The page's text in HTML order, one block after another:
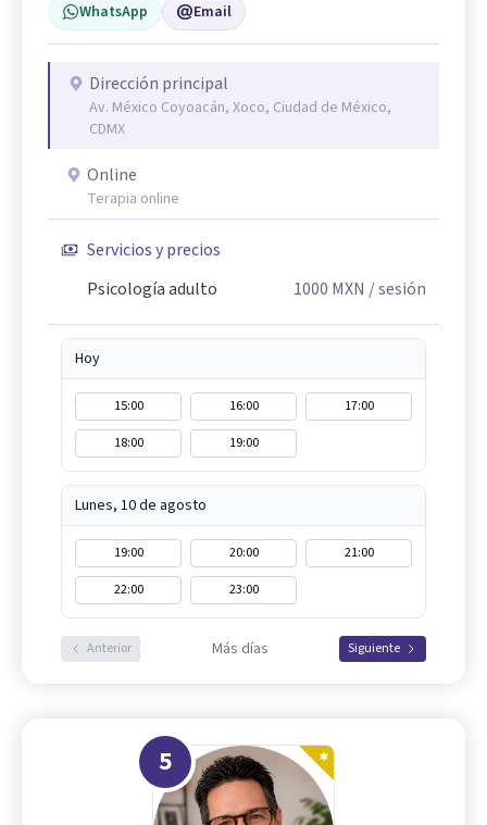
WhatsApp Email
Dirección principal
Av. México Coyoacán, Xoco, Ciudad de México,
CDMX
Online
Terapia online
Servicios y precios
Psicología adulto
1000 MXN / sesión
Hoy
15:00 16:00
17:00
18:00
19:00
Lunes, 10 de agosto
19:00 20:00
21:00
22:00
23:00
Anterior Más días Siguiente
5